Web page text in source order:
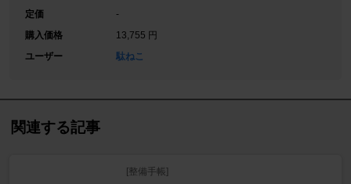
定価
-
購入価格
13,755 円
ユーザー
駄ねこ
関連する記事
[整備手帳]